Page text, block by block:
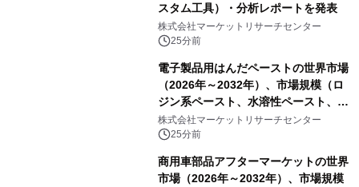
スタム工具）・分析レポートを発表
株式会社マーケットリサーチセンター
25分前
電子製品用はんだペーストの世界市場
（2026年～2032年）、市場規模（ロ
ジン系ペースト、水溶性ペースト、ノ
ークリーンペースト）・分析レポート
を発表
株式会社マーケットリサーチセンター
25分前
商用車部品アフターマーケットの世界
市場（2026年～2032年）、市場規模